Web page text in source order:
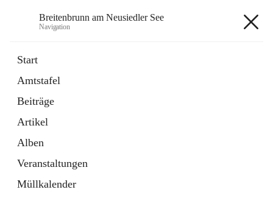
Breitenbrunn am Neusiedler See
Navigation
Start
Amtstafel
Beiträge
Artikel
Alben
Veranstaltungen
Müllkalender
18 Schnellzugriffe
Gemeindeservice